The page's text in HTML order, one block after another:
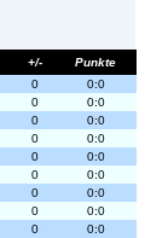
+/-
Punkte
0
0:0
0
0:0
0
0:0
0
0:0
0
0:0
0
0:0
0
0:0
0
0:0
0
0:0